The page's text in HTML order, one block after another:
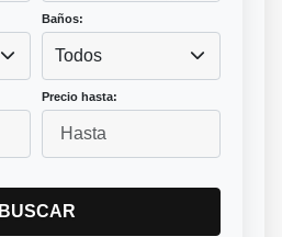
Baños:
Todos
Precio hasta:
BUSCAR